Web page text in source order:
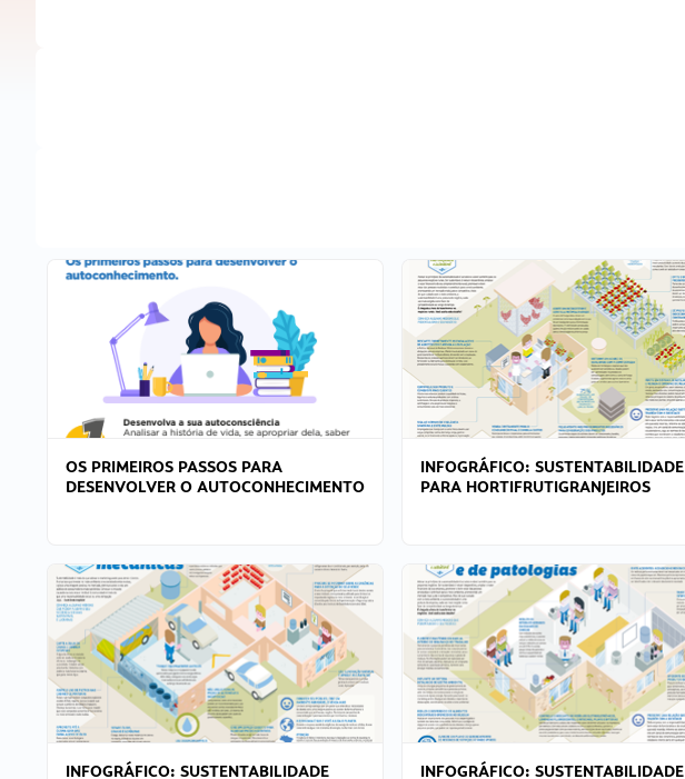
OS PRIMEIROS PASSOS PARA
DESENVOLVER O AUTOCONHECIMENTO
INFOGRÁFICO: SUSTENTABILIDADE
PARA HORTIFRUTIGRANJEIROS
INFOGRÁFICO: SUSTENTABILIDADE
INFOGRÁFICO: SUSTENTABILIDADE